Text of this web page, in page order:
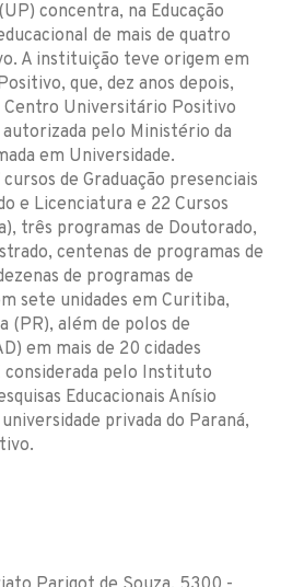
concentra, na Educação
de mais de quatro
A instituição teve origem em
que, dez anos depois,
Universitário Positivo
pelo Ministério da
em Universidade.
de Graduação presenciais
e Licenciatura e 22 Cursos
três programas de Doutorado,
centenas de programas de
de programas de
sete unidades em Curitiba,
(PR), além de polos de
em mais de 20 cidades
considerada pelo Instituto
Educacionais Anísio
privada do Paraná,